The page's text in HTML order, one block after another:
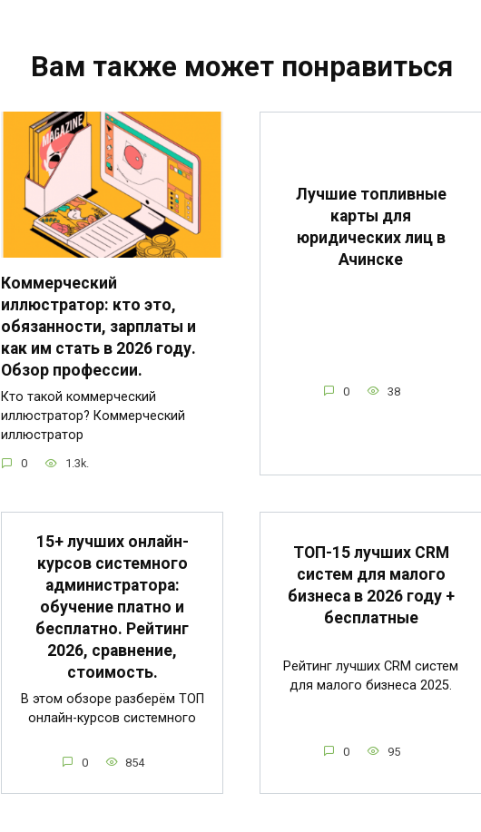
Вам также может понравиться
Коммерческий
иллюстратор: кто это,
обязанности, зарплаты и
как им стать в 2026 году.
Обзор профессии.
Кто такой коммерческий
иллюстратор? Коммерческий
иллюстратор
0 1.3k.
Лучшие топливные
карты для
юридических лиц в
Ачинске
0 38
15+ лучших онлайн-
курсов системного
администратора:
обучение платно и
бесплатно. Рейтинг
2026, сравнение,
стоимость.
В этом обзоре разберём ТОП
онлайн-курсов системного
0 854
ТОП-15 лучших CRM
систем для малого
бизнеса в 2026 году +
бесплатные
Рейтинг лучших CRM систем
для малого бизнеса 2025.
0 95